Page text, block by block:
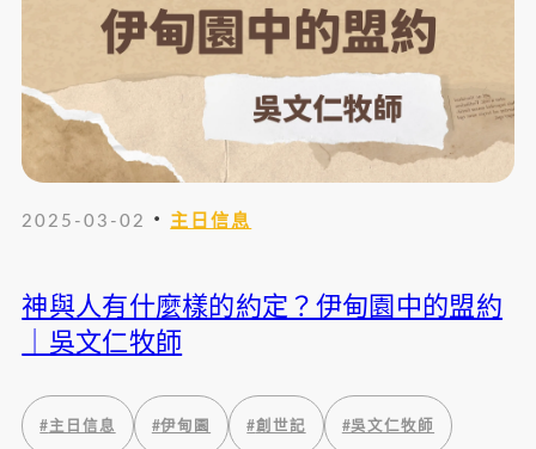
2025-03-02 ・ 主日信息
神與人有什麼樣的約定？伊甸園中的盟約
｜吳文仁牧師
#主日信息 #伊甸園 #創世記 #吳文仁牧師